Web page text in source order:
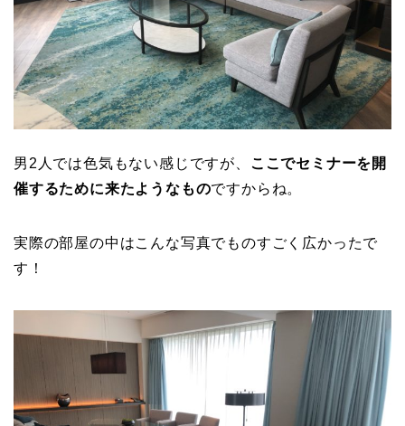
男2人では色気もない感じですが、
ここでセミナーを開
催するために来たようなものですからね。
実際の部屋の中はこんな写真でものすごく広かったで
す！